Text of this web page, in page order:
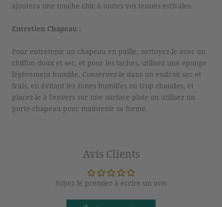
ajoutera une touche chic à toutes vos tenues estivales.
Entretien Chapeau :
Pour entretenir un chapeau en paille, nettoyez-le avec un
chiffon doux et sec, et pour les taches, utilisez une éponge
légèrement humide. Conservez-le dans un endroit sec et
frais, en évitant les zones humides ou trop chaudes, et
placez-le à l'envers sur une surface plate ou utilisez un
porte-chapeau pour maintenir sa forme.
Avis Clients
Soyez le premier à écrire un avis